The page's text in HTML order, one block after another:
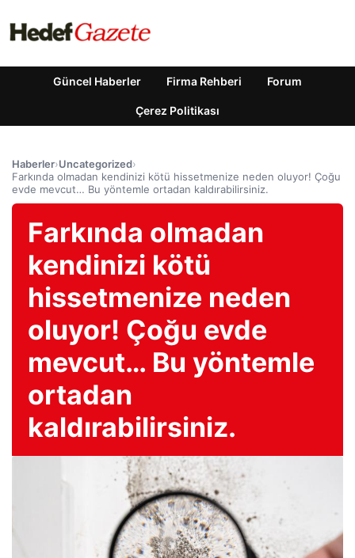
Güncel Haberler Firma Rehberi Forum
Çerez Politikası
Haberler›Uncategorized›
Farkında olmadan kendinizi kötü hissetmenize neden oluyor! Çoğu
evde mevcut… Bu yöntemle ortadan kaldırabilirsiniz.
Farkında olmadan
kendinizi kötü
hissetmenize neden
oluyor! Çoğu evde
mevcut… Bu yöntemle
ortadan
kaldırabilirsiniz.